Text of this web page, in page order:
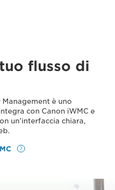
flusso di
Management è uno
con Canon iWMC e
un'interfaccia chiara,